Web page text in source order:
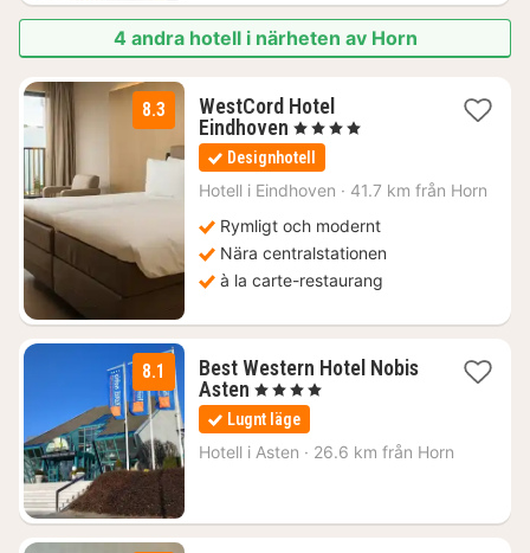
4 andra hotell i närheten av Horn
8.3
WestCord Hotel
Eindhoven 1
natt
från
1329
, 4 Stjärnor
Designhotell
Hotell i Eindhoven · 41.7 km från Horn
Rymligt och modernt
Nära centralstationen
à la carte-restaurang
8.1
Best Western Hotel Nobis
Asten 1
natt
från
1262
, 4 Stjärnor
Lugnt läge
Hotell i Asten · 26.6 km från Horn